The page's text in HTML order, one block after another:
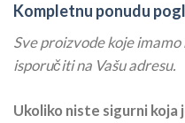
Kompletnu ponudu
Sve proizvode koje
isporučiti na Vašu adresu.
Ukoliko niste sigurni koja